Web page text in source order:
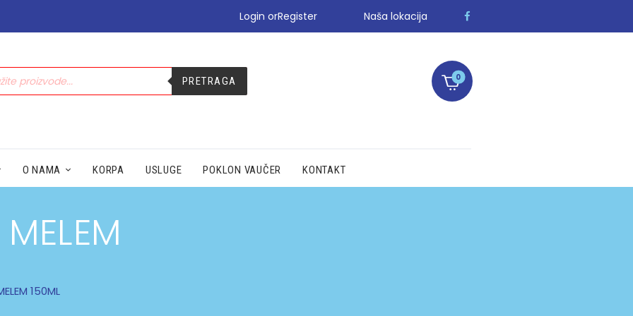
Login orRegister Naša lokacija
PRETRAGA 0
O NAMA KORPA USLUGE POKLON VAUČER KONTAKT
150ML
•NEGA | LEPOTA
•SEZONSKI PROIZVODI